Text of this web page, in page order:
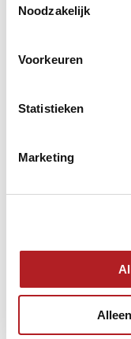
Noodzakelijk
Voorkeuren
Statistieken
Marketing
1. Twan Vriens 14-
3. Sybren Hofma
7. Arno Coenradi jr 6-
8. Cees Kok 6-1,29
9. Roché van